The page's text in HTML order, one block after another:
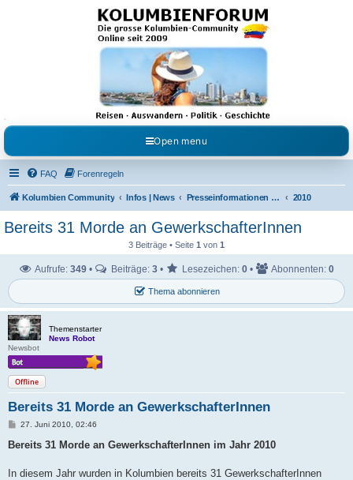
Kolumbienforum - Das
grosse Forum der
Freunde Kolumbiens
Reisen, Auswandern, Kultur, Politik, Geschichte und Visum in Kolumbien und Venezuela.
Austausch, Erfahrungen und Gemeinschaft im Kolumbienforum
Open menu
FAQ Forenregeln
Kolumbien Community Infos | News Presseinformationen & Neuigkeiten 2010
Bereits 31 Morde an GewerkschafterInnen
3 Beiträge • Seite 1 von 1
Thema abonnieren
Aufrufe: 349 • Beiträge: 3 • Lesezeichen: 0 • Abonnenten: 0
Themenstarter
News Robot
Newsbot
Offline
Bereits 31 Morde an GewerkschafterInnen
B
i
a
27. Juni 2010, 02:46
Bereits 31 Morde an GewerkschafterInnen im Jahr 2010
In diesem Jahr wurden in Kolumbien bereits 31 GewerkschafterInnen